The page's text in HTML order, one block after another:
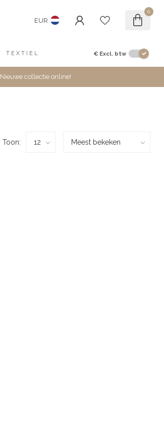
EUR
0
TEXTIEL € Excl. btw
Nieuwe collectie online!
Toon: